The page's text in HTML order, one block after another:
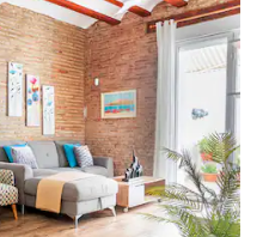
/ heating
is offered
delighted
send you